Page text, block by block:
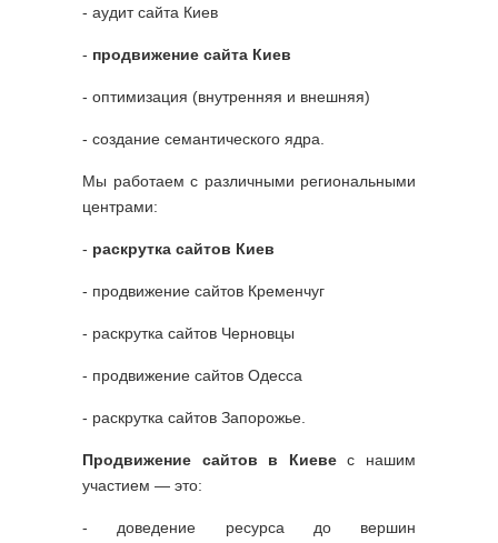
- аудит сайта Киев
- продвижение сайта Киев
- оптимизация (внутренняя и внешняя)
- создание семантического ядра.
Мы работаем с различными региональными
центрами:
- раскрутка сайтов Киев
- продвижение сайтов Кременчуг
- раскрутка сайтов Черновцы
- продвижение сайтов Одесса
- раскрутка сайтов Запорожье.
Продвижение сайтов в Киевес нашим
участием — это:
- доведение ресурса до вершин